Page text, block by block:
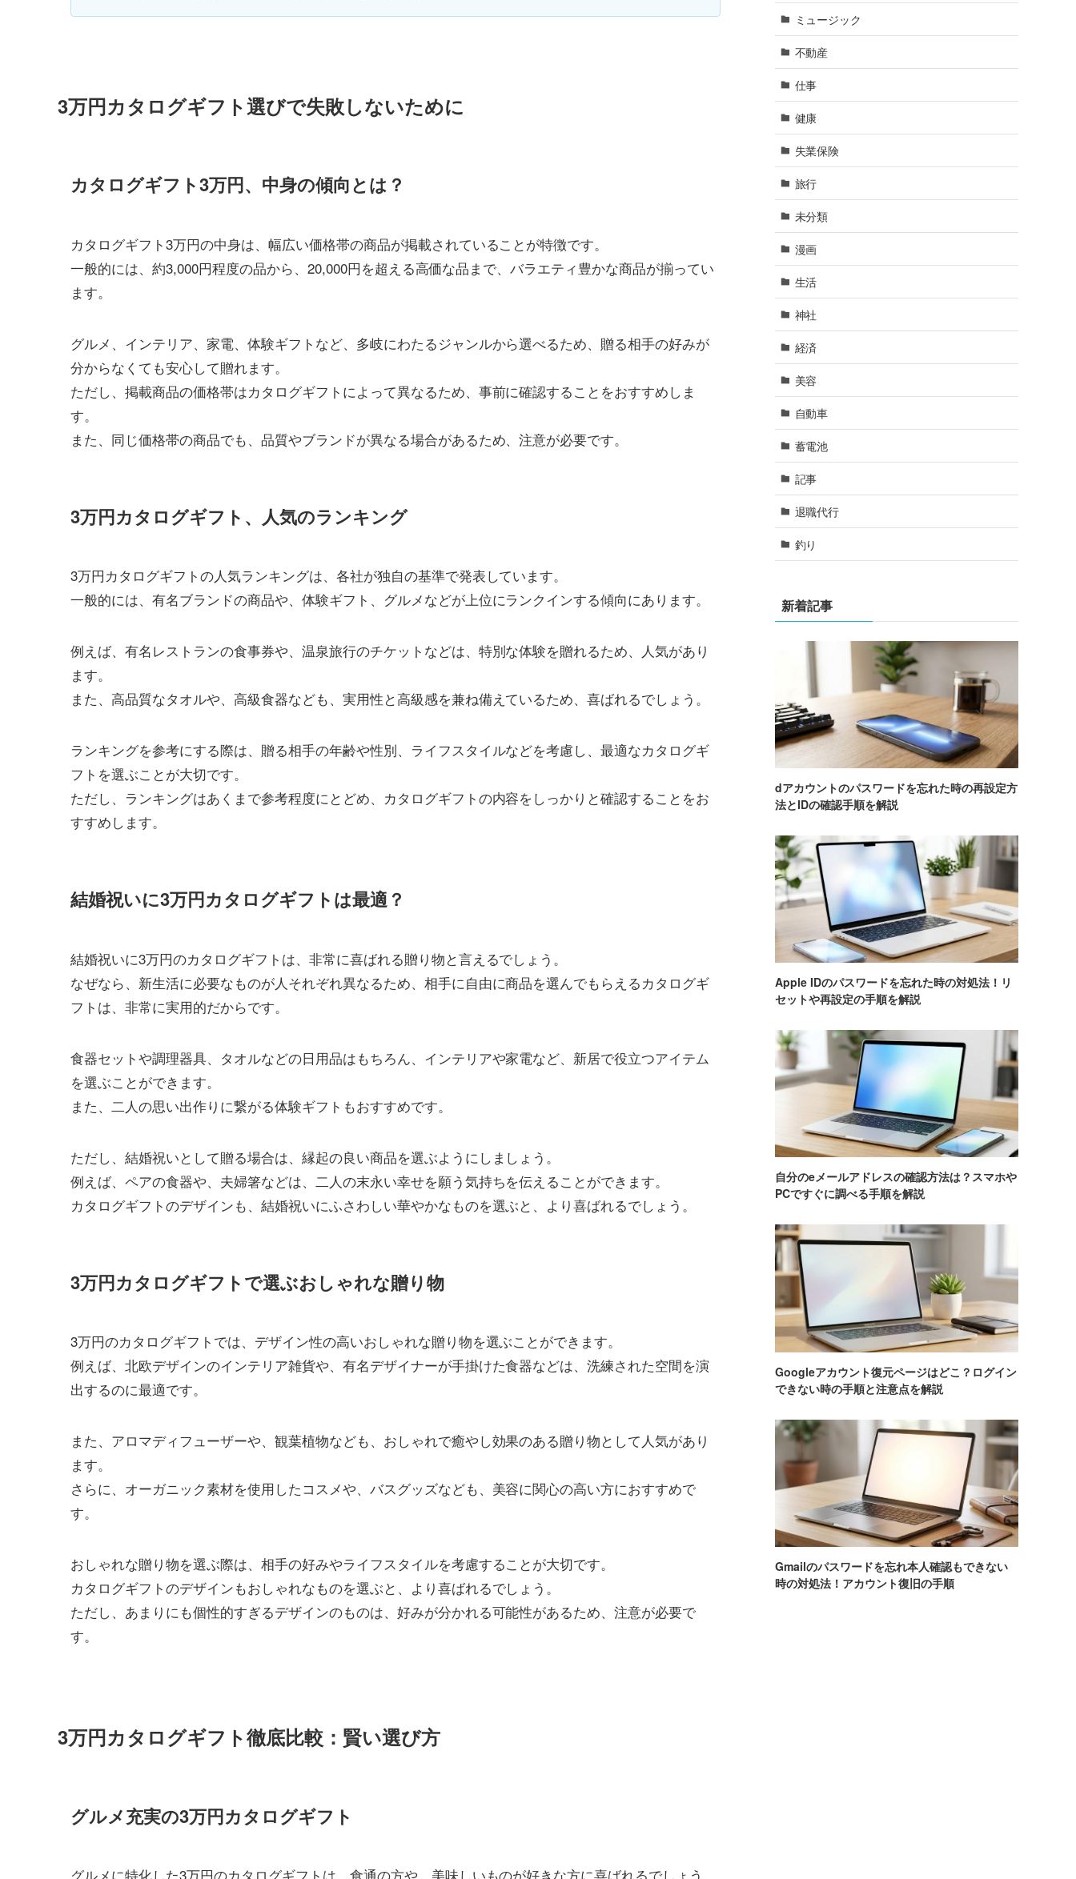
3万円カタログギフト選びで失敗しないために
カタログギフト3万円、中身の傾向とは？
カタログギフト3万円の中身は、幅広い価格帯の商品が掲載されていることが特徴です。
一般的には、約3,000円程度の品から、20,000円を超える高価な品まで、バラエティ豊かな商品が揃ってい
ます。
グルメ、インテリア、家電、体験ギフトなど、多岐にわたるジャンルから選べるため、贈る相手の好みが
分からなくても安心して贈れます。
ただし、掲載商品の価格帯はカタログギフトによって異なるため、事前に確認することをおすすめしま
す。
また、同じ価格帯の商品でも、品質やブランドが異なる場合があるため、注意が必要です。
3万円カタログギフト、人気のランキング
3万円カタログギフトの人気ランキングは、各社が独自の基準で発表しています。
一般的には、有名ブランドの商品や、体験ギフト、グルメなどが上位にランクインする傾向にあります。
例えば、有名レストランの食事券や、温泉旅行のチケットなどは、特別な体験を贈れるため、人気があり
ます。
また、高品質なタオルや、高級食器なども、実用性と高級感を兼ね備えているため、喜ばれるでしょう。
ランキングを参考にする際は、贈る相手の年齢や性別、ライフスタイルなどを考慮し、最適なカタログギ
フトを選ぶことが大切です。
ただし、ランキングはあくまで参考程度にとどめ、カタログギフトの内容をしっかりと確認することをお
すすめします。
結婚祝いに3万円カタログギフトは最適？
結婚祝いに3万円のカタログギフトは、非常に喜ばれる贈り物と言えるでしょう。
なぜなら、新生活に必要なものが人それぞれ異なるため、相手に自由に商品を選んでもらえるカタログギ
フトは、非常に実用的だからです。
食器セットや調理器具、タオルなどの日用品はもちろん、インテリアや家電など、新居で役立つアイテム
を選ぶことができます。
また、二人の思い出作りに繋がる体験ギフトもおすすめです。
ただし、結婚祝いとして贈る場合は、縁起の良い商品を選ぶようにしましょう。
例えば、ペアの食器や、夫婦箸などは、二人の末永い幸せを願う気持ちを伝えることができます。
カタログギフトのデザインも、結婚祝いにふさわしい華やかなものを選ぶと、より喜ばれるでしょう。
3万円カタログギフトで選ぶおしゃれな贈り物
3万円のカタログギフトでは、デザイン性の高いおしゃれな贈り物を選ぶことができます。
例えば、北欧デザインのインテリア雑貨や、有名デザイナーが手掛けた食器などは、洗練された空間を演
出するのに最適です。
また、アロマディフューザーや、観葉植物なども、おしゃれで癒やし効果のある贈り物として人気があり
ます。
さらに、オーガニック素材を使用したコスメや、バスグッズなども、美容に関心の高い方におすすめで
す。
おしゃれな贈り物を選ぶ際は、相手の好みやライフスタイルを考慮することが大切です。
カタログギフトのデザインもおしゃれなものを選ぶと、より喜ばれるでしょう。
ただし、あまりにも個性的すぎるデザインのものは、好みが分かれる可能性があるため、注意が必要で
す。
3万円カタログギフト徹底比較：賢い選び方
グルメ充実の3万円カタログギフト
グルメに特化した3万円のカタログギフトは、食通の方や、美味しいものが好きな方に喜ばれるでしょう。
ミュージック
不動産
仕事
健康
失業保険
旅行
未分類
漫画
生活
神社
経済
美容
自動車
蓄電池
記事
退職代行
釣り
新着記事
dアカウントのパスワードを忘れた時の再設定方
法とIDの確認手順を解説
Apple IDのパスワードを忘れた時の対処法！リ
セットや再設定の手順を解説
自分のeメールアドレスの確認方法は？スマホや
PCですぐに調べる手順を解説
Googleアカウント復元ページはどこ？ログイン
できない時の手順と注意点を解説
Gmailのパスワードを忘れ本人確認もできない
時の対処法！アカウント復旧の手順